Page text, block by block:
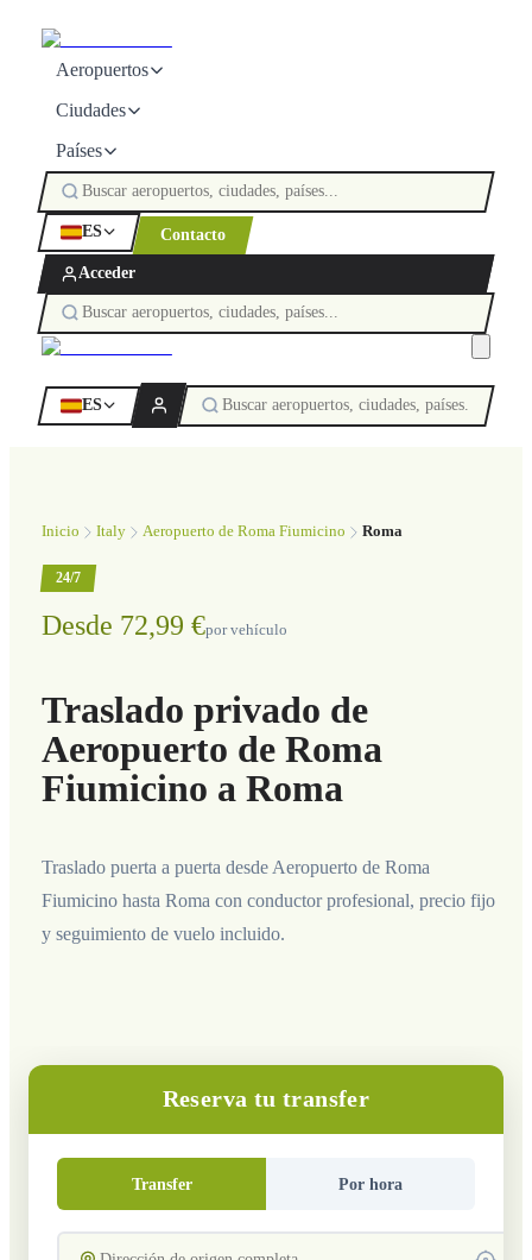
Aeropuertos
Ciudades
Países
ES Contacto
Acceder
ES
Inicio Italy Aeropuerto de Roma Fiumicino Roma
24/7
Desde 72,99 €por vehículo
Traslado privado de
Aeropuerto de Roma
Fiumicino a Roma
Traslado puerta a puerta desde Aeropuerto de Roma
Fiumicino hasta Roma con conductor profesional, precio fijo
y seguimiento de vuelo incluido.
Reserva tu transfer
Transfer Por hora